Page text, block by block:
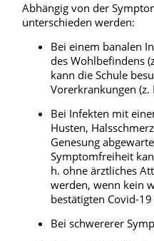
Abhängig von der
unterschieden werden:
Bei einem banalen
des Wohlbefindens
kann die Schule
Vorerkrankungen (z.
Bei Infekten mit
Husten,
Genesung
Symptomfreiheit
h. ohne ärztliches
werden, wenn kein
bestätigten Covid-
Bei schwererer